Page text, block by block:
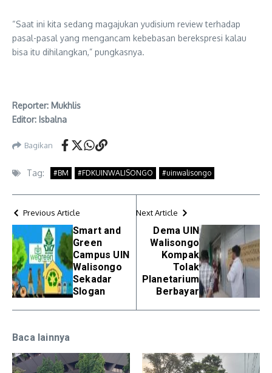
“Saat ini kita sedang magajukan yudisium review terhadap
pasal-pasal yang mengancam kebebasan berekspresi kalau
bisa itu dihilangkan,” pungkasnya.
Reporter: Mukhlis
Editor: Isbalna
Bagikan
Tag: #BM #FDKUINWALISONGO #uinwalisongo
Previous Article
Smart and
Green
Campus UIN
Walisongo
Sekadar
Slogan
Next Article
Dema UIN
Walisongo
Kompak
Tolak
Planetarium
Berbayar
Baca lainnya